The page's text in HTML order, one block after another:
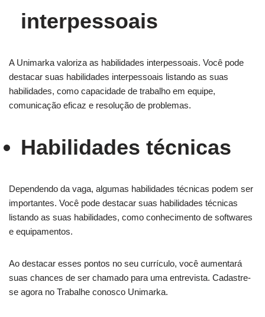
interpessoais
A Unimarka valoriza as habilidades interpessoais. Você pode
destacar suas habilidades interpessoais listando as suas
habilidades, como capacidade de trabalho em equipe,
comunicação eficaz e resolução de problemas.
Habilidades técnicas
Dependendo da vaga, algumas habilidades técnicas podem ser
importantes. Você pode destacar suas habilidades técnicas
listando as suas habilidades, como conhecimento de softwares
e equipamentos.
Ao destacar esses pontos no seu currículo, você aumentará
suas chances de ser chamado para uma entrevista. Cadastre-
se agora no Trabalhe conosco Unimarka.